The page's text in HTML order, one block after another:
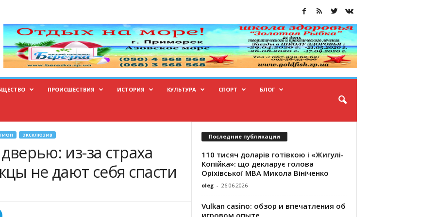
ПРОИСШЕСТВИЯ ИСТОРИЯ КУЛЬТУРА СПОРТ БЛОГ
ЭКСКЛЮЗИВ
из-за страха
не дают себя спасти
Последние публикации
110 тисяч доларів готівкою і «Жигулі-
Копійка»: що декларує голова
Оріхівської МВА Микола Вініченко
oleg - 26.06.2026
Vulkan casino: обзор и впечатления об
игровом опыте